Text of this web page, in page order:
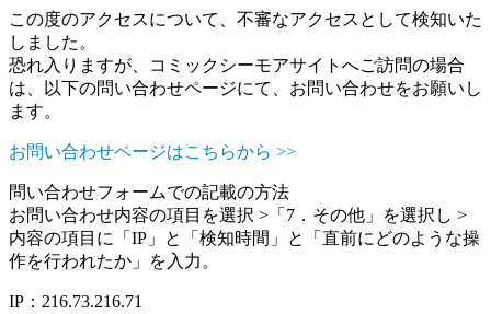
この度のアクセスについて、不審なアクセスとして検知いた
しました。
恐れ入りますが、コミックシーモアサイトへご訪問の場合
は、以下の問い合わせページにて、お問い合わせをお願いし
ます。
お問い合わせページはこちらから >>
問い合わせフォームでの記載の方法
お問い合わせ内容の項目を選択 >「7．その他」を選択し >
内容の項目に「IP」と「検知時間」と「直前にどのような操
作を行われたか」を入力。
IP：216.73.216.71